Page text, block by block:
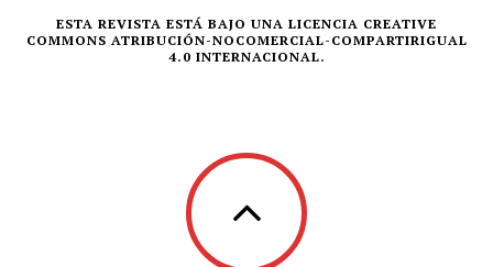
ESTA REVISTA ESTÁ BAJO UNA LICENCIA CREATIVE
COMMONS ATRIBUCIÓN-NOCOMERCIAL-COMPARTIRIGUAL
4.0 INTERNACIONAL.